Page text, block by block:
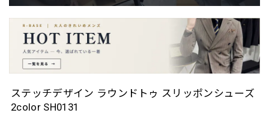
ステッチデザイン ラウンドトゥ スリッポンシューズ
2color SH0131